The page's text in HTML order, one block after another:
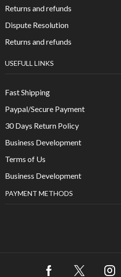
Returns and refunds
Dispute Resolution
Returns and refunds
USEFULL LINKS
Fast Shipping
Paypal/Secure Payment
30 Days Return Policy
Business Development
Terms of Us
Business Development
PAYMENT METHODS